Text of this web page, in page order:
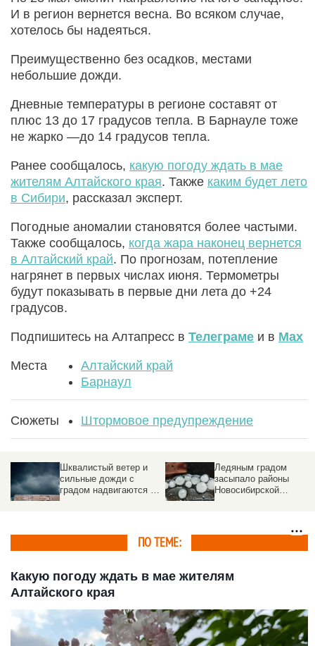
И в регион вернется весна. Во всяком случае,
хотелось бы надеяться.
Преимущественно без осадков, местами
небольшие дожди.
Дневные температуры в регионе составят от
плюс 13 до 17 градусов тепла. В Барнауле тоже
не жарко —до 14 градусов тепла.
Ранее сообщалось, какую погоду ждать в мае
жителям Алтайского края. Также каким будет лето
в Сибири, рассказал эксперт.
Погодные аномалии становятся более частыми.
Также сообщалось, когда жара наконец вернется
в Алтайский край. По прогнозам, потепление
нагрянет в первых числах июня. Термометры
будут показывать в первые дни лета до +24
градусов.
Подпишитесь на Алтапресс в Телеграме и в Max
Места
Алтайский край
Барнаул
Сюжеты Штормовое предупреждение
Шквалистый ветер и
сильные дожди с
градом надвигаются на
Ледяным градом
засыпало районы
Новосибирской
ПО ТЕМЕ:
Какую погоду ждать в мае жителям
Алтайского края